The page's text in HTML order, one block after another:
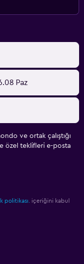
Paz
ve ortak çalıştığı
özel teklifleri e-posta
politikası.
içeriğini kabul